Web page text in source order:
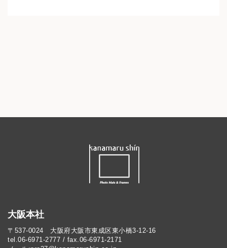
大阪本社
〒537-0024 大阪府大阪市東成区東小橋3-12-16
tel.06-6971-2777 / fax.06-6971-2171